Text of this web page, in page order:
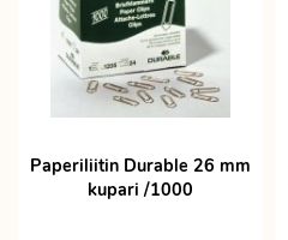
Paperiliitin Durable 26 mm
kupari /1000